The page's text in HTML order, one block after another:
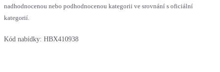
nadhodnocenou nebo podhodnocenou kategorii ve srovnání s oficiální
kategorií.
Kód nabídky: HBX410938